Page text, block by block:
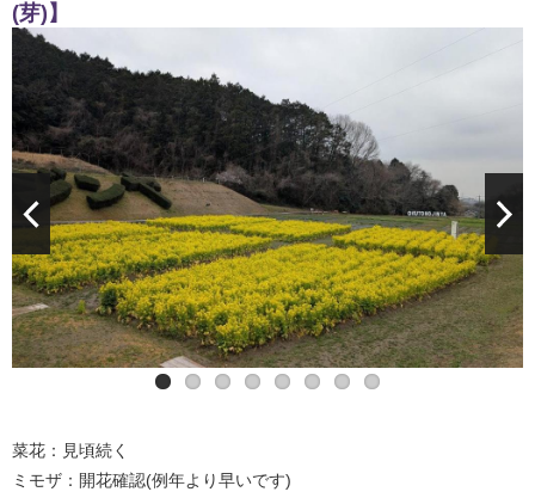
(芽)】
ミモザ
満開はもう少し先になりそうです
カタクリの芽
菜花：見頃続く
ミモザ：開花確認(例年より早いです)